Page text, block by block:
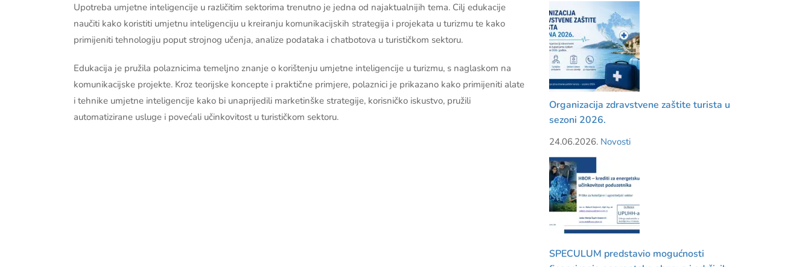
Upotreba umjetne inteligencije u različitim sektorima trenutno je jedna od najaktualnijih tema. Cilj edukacije
naučiti kako koristiti umjetnu inteligenciju u kreiranju komunikacijskih strategija i projekata u turizmu te kako
primijeniti tehnologiju poput strojnog učenja, analize podataka i chatbotova u turističkom sektoru.
Edukacija je pružila polaznicima temeljno znanje o korištenju umjetne inteligencije u turizmu, s naglaskom na
komunikacijske projekte. Kroz teorijske koncepte i praktične primjere, polaznici je prikazano kako primijeniti alate
i tehnike umjetne inteligencije kako bi unaprijedili marketinške strategije, korisničko iskustvo, pružili
automatizirane usluge i povećali učinkovitost u turističkom sektoru.
Organizacija zdravstvene zaštite turista u
sezoni 2026.
24.06.2026. Novosti
SPECULUM predstavio mogućnosti